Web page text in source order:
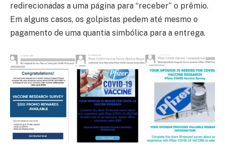
redirecionadas a uma página para “receber” o prêmio.
Em alguns casos, os golpistas pedem até mesmo o
pagamento de uma quantia simbólica para a entrega.